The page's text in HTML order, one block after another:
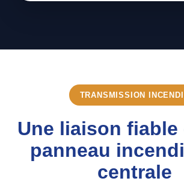
TRANSMISSION
Une liaison fiable
panneau
centrale